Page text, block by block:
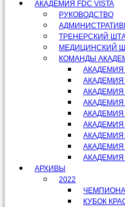
АКАДЕМИЯ FDC VISTA
РУКОВОДСТВО
ТРЕНЕРСКИЙ
МЕДИЦИНСКИЙ
КОМАНДЫ
АКАДЕМИЯ
АКАДЕМИЯ
АКАДЕМИЯ
АКАДЕМИЯ
АКАДЕМИЯ
АКАДЕМИЯ
АКАДЕМИЯ
АКАДЕМИЯ
АКАДЕМИЯ
АРХИВЫ
2022
КУБОК